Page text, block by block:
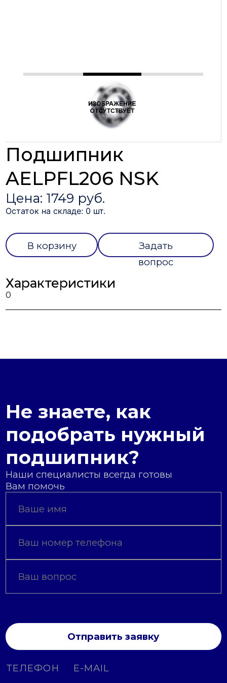
Подшипник
AELPFL206 NSK
Цена: 1749 руб.
Остаток на складе: 0 шт.
В корзину
Задать
вопрос
Характеристики
0
Не знаете, как
подобрать нужный
подшипник?
Наши специалисты всегда готовы
Вам помочь
Отправить заявку
ТЕЛЕФОН E-MAIL